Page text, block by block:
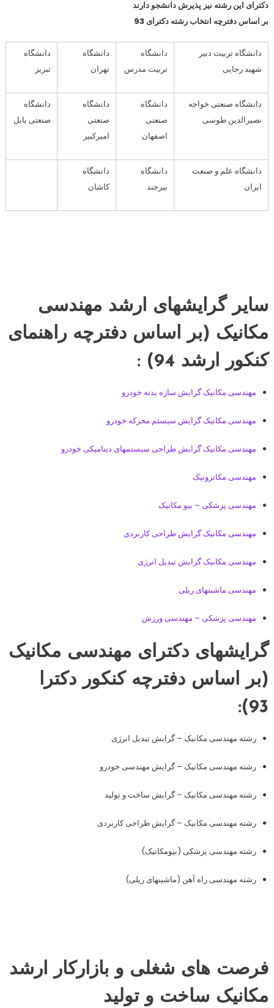
دکترای این رشته نیز پذیرش دانشجو دارند
بر اساس دفترچه انتخاب رشته دکترای 93
دانشگاه تربیت دبیر
شهید رجایی
دانشگاه
تربیت مدرس
دانشگاه
تهران
دانشگاه
تبریز
دانشگاه صنعتی خواجه
نصیرالدین طوسی
دانشگاه
صنعتی
اصفهان
دانشگاه
صنعتی
امیرکبیر
دانشگاه
صنعتی بابل
دانشگاه علم و صنعت
ایران
دانشگاه
بیرجند
دانشگاه
کاشان
سایر گرایشهای ارشد مهندسی
مکانیک (بر اساس دفترچه راهنمای
کنکور ارشد 94) :
مهندسی مکانیک گرایش سازه بدنه خودرو
مهندسی مکانیک گرایش سیستم محرکه خودرو
مهندسی مکانیک گرایش طراحی سیستمهای دینامیکی خودرو
مهندسی مکاترونیک
مهندسی پزشکی – بیو مکانیک
مهندسی مکانیک گرایش طراحی کاربردی
مهندسی مکانیک گرایش تبدیل انرژی
مهندسی ماشینهای ریلی
مهندسی پزشکی – مهندسی ورزش
گرایشهای دکترای مهندسی مکانیک
(بر اساس دفترچه کنکور دکترا
93):
رشته مهندسی مکانیک – گرایش تبدیل انرژی
رشته مهندسی مکانیک – گرایش مهندسی خودرو
رشته مهندسی مکانیک – گرایش ساخت و تولید
رشته مهندسی مکانیک – گرایش طراحی کاربردی
رشته مهندسی پزشکی (بیومکانیک)
رشته مهندسی راه آهن (ماشینهای ریلی)
فرصت های شغلی و بازارکار ارشد
مکانیک ساخت و تولید